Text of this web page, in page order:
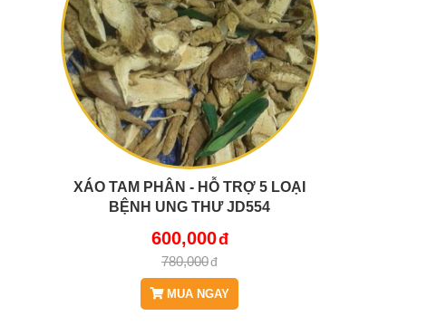
XÁO TAM PHÂN - HỖ TRỢ 5 LOẠI
BỆNH UNG THƯ JD554
600,000
780,000
MUA NGAY